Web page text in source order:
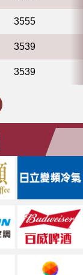
3555
3539
3539